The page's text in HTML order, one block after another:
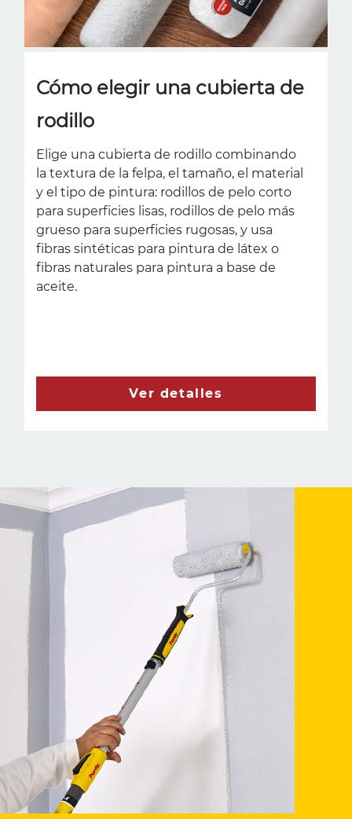
Cómo elegir una cubierta de
rodillo
Elige una cubierta de rodillo combinando
la textura de la felpa, el tamaño, el material
y el tipo de pintura: rodillos de pelo corto
para superficies lisas, rodillos de pelo más
grueso para superficies rugosas, y usa
fibras sintéticas para pintura de látex o
fibras naturales para pintura a base de
aceite.
Ver detalles